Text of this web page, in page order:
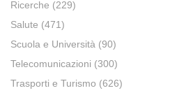
Ricerche (229)
Salute (471)
Scuola e Università (90)
Telecomunicazioni (300)
Trasporti e Turismo (626)